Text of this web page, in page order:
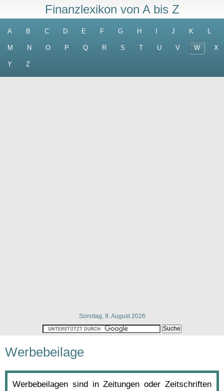
Finanzlexikon von A bis Z
A B C D E F G H J K L
M N O P Q R S T U V W X
Y Z
Sonntag, 9. August 2026
Werbebeilage
Werbebeilagen sind in Zeitungen oder Zeitschriften